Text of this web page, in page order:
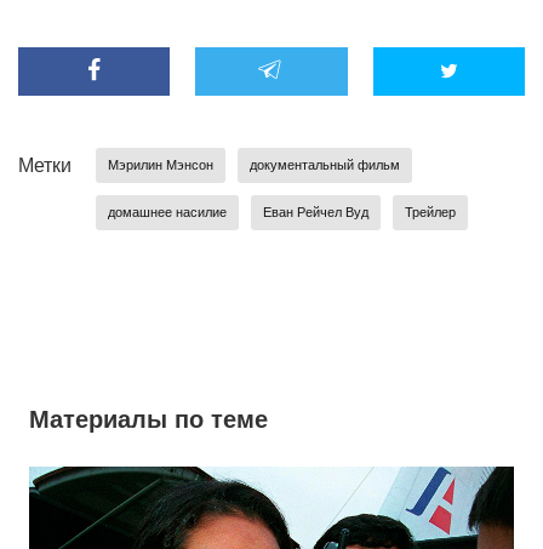
Метки Mэрилин Mэнcон документальный фильм
домашнее насилие Еван Рейчел Вуд Трейлер
Материалы по теме